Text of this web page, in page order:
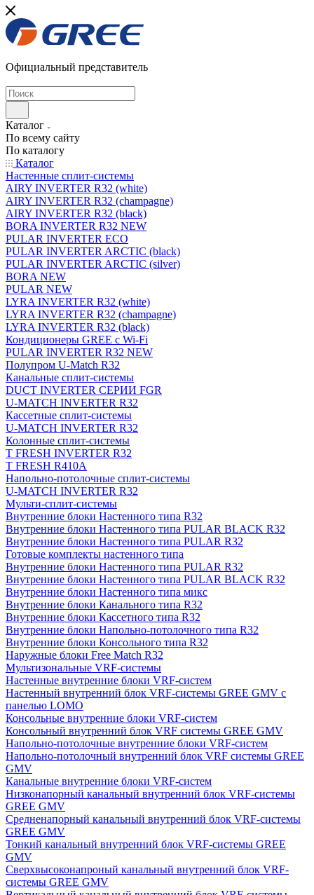
Официальный представитель
Каталог
По всему сайту
По каталогу
Каталог
Настенные сплит-системы
AIRY INVERTER R32 (white)
AIRY INVERTER R32 (champagne)
AIRY INVERTER R32 (black)
BORA INVERTER R32 NEW
PULAR INVERTER ECO
PULAR INVERTER ARCTIC (black)
PULAR INVERTER ARCTIC (silver)
BORA NEW
PULAR NEW
LYRA INVERTER R32 (white)
LYRA INVERTER R32 (champagne)
LYRA INVERTER R32 (black)
Кондиционеры GREE с Wi-Fi
PULAR INVERTER R32 NEW
Полупром U-Match R32
Канальные сплит-системы
DUCT INVERTER СЕРИИ FGR
U-MATCH INVERTER R32
Кассетные сплит-системы
U-MATCH INVERTER R32
Колонные сплит-системы
T FRESH INVERTER R32
T FRESH R410A
Напольно-потолочные сплит-системы
U-MATCH INVERTER R32
Мульти-сплит-системы
Внутренние блоки Настенного типа R32
Внутренние блоки Настенного типа PULAR BLACK R32
Внутренние блоки Настенного типа PULAR R32
Готовые комплекты настенного типа
Внутренние блоки Настенного типа PULAR R32
Внутренние блоки Настенного типа PULAR BLACK R32
Внутренние блоки Настенного типа микс
Внутренние блоки Канального типа R32
Внутренние блоки Кассетного типа R32
Внутренние блоки Напольно-потолочного типа R32
Внутренние блоки Консольного типа R32
Наружные блоки Free Match R32
Мультизональные VRF-системы
Настенные внутренние блоки VRF-систем
Настенный внутренний блок VRF-системы GREE GMV с
панелью LOMO
Консольные внутренние блоки VRF-систем
Консольный внутренний блок VRF системы GREE GMV
Напольно-потолочные внутренние блоки VRF-систем
Напольно-потолочный внутренний блок VRF системы GREE
GMV
Канальные внутренние блоки VRF-систем
Низконапорный канальный внутренний блок VRF-системы
GREE GMV
Средненапорный канальный внутренний блок VRF-системы
GREE GMV
Тонкий канальный внутренний блок VRF-системы GREE
GMV
Сверхвысоконапроный канальный внутренний блок VRF-
системы GREE GMV